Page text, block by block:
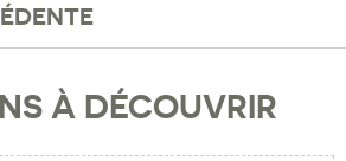
À DÉCOUVRIR